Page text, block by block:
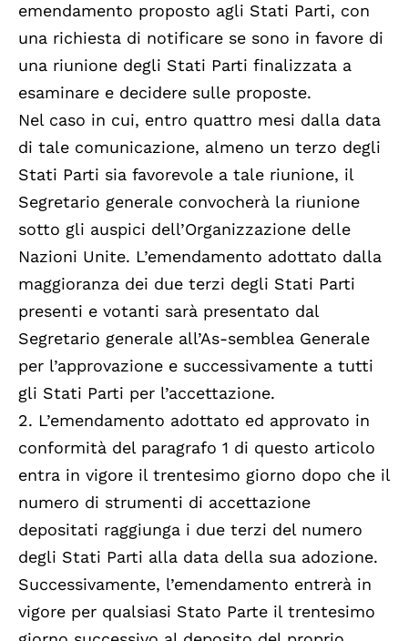
emendamento proposto agli Stati Parti, con
una richiesta di notificare se sono in favore di
una riunione degli Stati Parti finalizzata a
esaminare e decidere sulle proposte.
Nel caso in cui, entro quattro mesi dalla data
di tale comunicazione, almeno un terzo degli
Stati Parti sia favorevole a tale riunione, il
Segretario generale convocherà la riunione
sotto gli auspici dell’Organizzazione delle
Nazioni Unite. L’emendamento adottato dalla
maggioranza dei due terzi degli Stati Parti
presenti e votanti sarà presentato dal
Segretario generale all’As-semblea Generale
per l’approvazione e successivamente a tutti
gli Stati Parti per l’accettazione.
2. L’emendamento adottato ed approvato in
conformità del paragrafo 1 di questo articolo
entra in vigore il trentesimo giorno dopo che il
numero di strumenti di accettazione
depositati raggiunga i due terzi del numero
degli Stati Parti alla data della sua adozione.
Successivamente, l’emendamento entrerà in
vigore per qualsiasi Stato Parte il trentesimo